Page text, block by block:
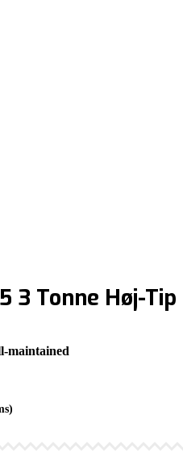
3 Tonne Høj-Tip
maintained